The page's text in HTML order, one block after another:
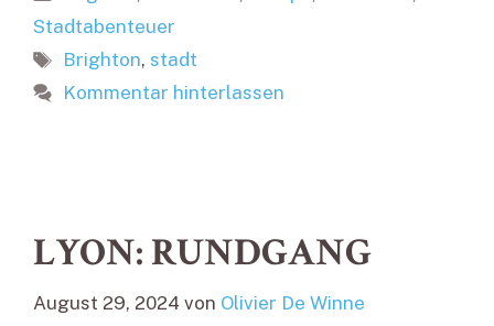
Stadtabenteuer
Schlagwörter
Brighton,stadt
Kommentar hinterlassen
LYON: RUNDGANG
August 29, 2024 von Olivier De Winne